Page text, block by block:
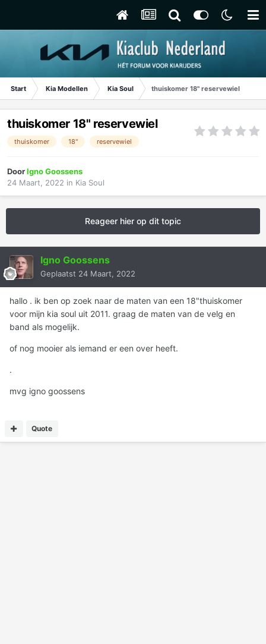
Start Kia Modellen Kia Soul thuiskomer 18" reservewiel
thuiskomer 18" reservewiel
thuiskomer 18" reservewiel
DoorIgno Goossens
24 Maart, 2022 in Kia Soul
Reageer hier op dit topic
Igno Goossens
Geplaatst 24 Maart, 2022
hallo . ik ben op zoek naar de maten van een 18"thuiskomer
voor mijn kia soul uit 2011. graag de maten van de velg en
band als mogelijk.
of nog mooier als iemand er een over heeft.
.
mvg igno goossens
Quote